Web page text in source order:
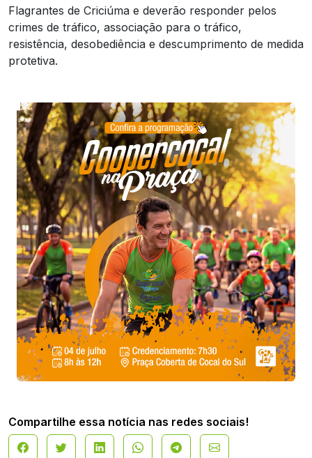
Flagrantes de Criciúma e deverão responder pelos
crimes de tráfico, associação para o tráfico,
resistência, desobediência e descumprimento de medida
protetiva.
Compartilhe essa notícia nas redes sociais!